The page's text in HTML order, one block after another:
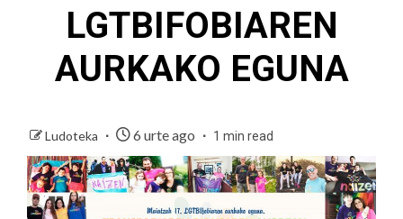
LGTBIFOBIAREN
AURKAKO EGUNA
Ludoteka 6 urte ago 1 min read